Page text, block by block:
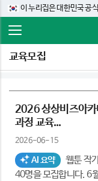
이 누리집은 대한민국 공
교육모집
2026 상상비즈아
과정 교육...
2026-06-15
AI 요약
웹툰 작
40명을 모집합니다. 6월 15일부터 온라인 접수하며 수업은 7월